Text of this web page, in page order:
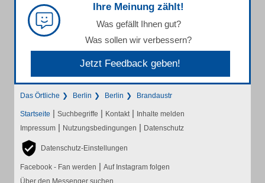
Ihre Meinung zählt!
Was gefällt Ihnen gut?
Was sollen wir verbessern?
Jetzt Feedback geben!
Das Örtliche Berlin Berlin Brandaustr
Startseite | Suchbegriffe | Kontakt | Inhalte melden
Impressum | Nutzungsbedingungen | Datenschutz
Datenschutz-Einstellungen
Facebook - Fan werden | Auf Instagram folgen